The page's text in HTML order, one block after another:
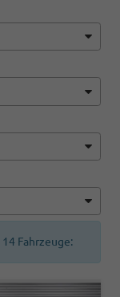
14 Fahrzeuge: